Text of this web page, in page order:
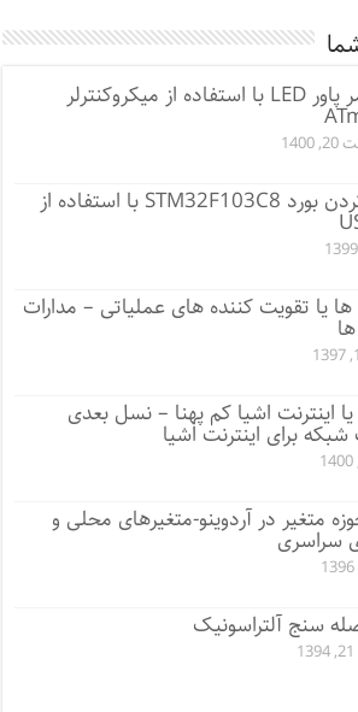
مدار دیمر پاور LED با استفاده از میکروکنترلر
پروگرم کردن بورد STM32F103C8 با استفاده از
یا تقویت کننده های عملیاتی – مدارات
NB-IoT یا اینترنت اشیا کم پهنا – نسل بعدی
شبکه برای اینترنت اشیا
متغیر در آردوینو-متغیرهای محلی و
سراسری
سنج آلتراسونیک